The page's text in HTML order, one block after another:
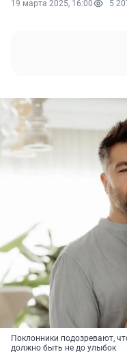
19 марта 2025, 16:00 5
Поклонники подозревают,
должно быть не до улыбок